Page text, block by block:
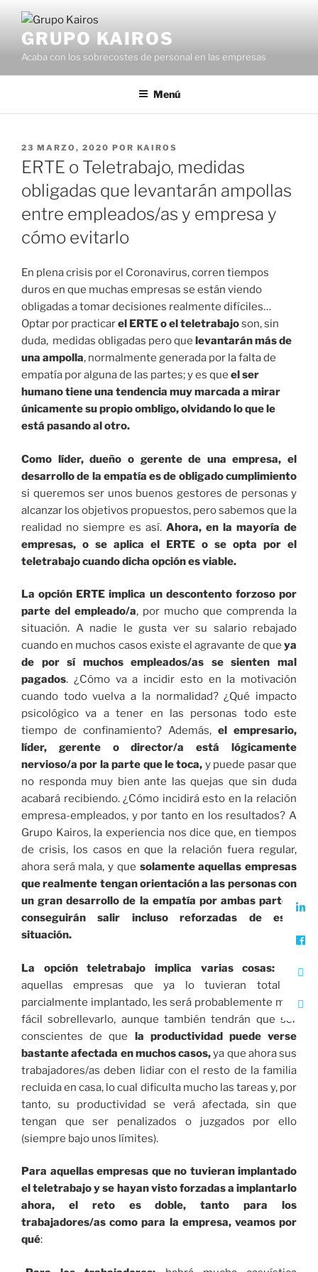
contenidoGRUPO KAIROS
Acaba con los sobrecostes de personal en las empresas
Menú
PUBLICADO
EL
23 MARZO, 2020 POR KAIROS
ERTE o Teletrabajo, medidas
obligadas que levantarán ampollas
entre empleados/as y empresa y
cómo evitarlo
En plena crisis por el Coronavirus, corren tiempos
duros en que muchas empresas se están viendo
obligadas a tomar decisiones realmente difíciles…
Optar por practicarel ERTE o el teletrabajoson, sin
duda, medidas obligadas pero que levantarán más de
una ampolla, normalmente generada por la falta de
empatía por alguna de las partes; y es que el ser
humano tiene una tendencia muy marcada a mirar
únicamente su propio ombligo, olvidando lo que le
está pasando al otro.
Como líder, dueño o gerente de una empresa, el
desarrollo de la empatía es de obligado cumplimiento
si queremos ser unos buenos gestores de personas y
alcanzar los objetivos propuestos, pero sabemos que la
realidad no siempre es así. Ahora, en la mayoría de
empresas, o se aplica el ERTE o se opta por el
teletrabajo cuando dicha opción es viable.
La opción ERTE implica un descontento forzoso por
parte del empleado/a, por mucho que comprenda la
situación. A nadie le gusta ver su salario rebajado
cuando en muchos casos existe el agravante de que ya
de por sí muchos empleados/as se sienten mal
pagados. ¿Cómo va a incidir esto en la motivación
cuando todo vuelva a la normalidad? ¿Qué impacto
psicológico va a tener en las personas todo este
tiempo de confinamiento? Además, el empresario,
líder, gerente o director/a está lógicamente
nervioso/a por la parte que le toca, y puede pasar que
no responda muy bien ante las quejas que sin duda
acabará recibiendo. ¿Cómo incidirá esto en la relación
empresa-empleados, y por tanto en los resultados? A
Grupo Kairos, la experiencia nos dice que, en tiempos
de crisis, los casos en que la relación fuera regular,
ahora será mala, y que solamente aquellas empresas
que realmente tengan orientación a las personas con
un gran desarrollo de la empatía por ambas partes,
conseguirán salir incluso reforzadas de esta
situación.
La opción teletrabajo implica varias cosas:
aquellas empresas que ya lo tuvieran total o
parcialmente implantado, les será probablemente más
fácil sobrellevarlo, aunque también tendrán que ser
conscientes de que la productividad puede verse
bastante afectada en muchos casos,ya que ahora sus
trabajadores/as deben lidiar con el resto de la familia
recluida en casa, lo cual dificulta mucho las tareas y, por
tanto, su productividad se verá afectada, sin que
tengan que ser penalizados o juzgados por ello
(siempre bajo unos límites).
Para aquellas empresas que no tuvieran implantado
el teletrabajo y se hayan visto forzadas a implantarlo
ahora, el reto es doble, tanto para los
trabajadores/as como para la empresa, veamos por
qué: